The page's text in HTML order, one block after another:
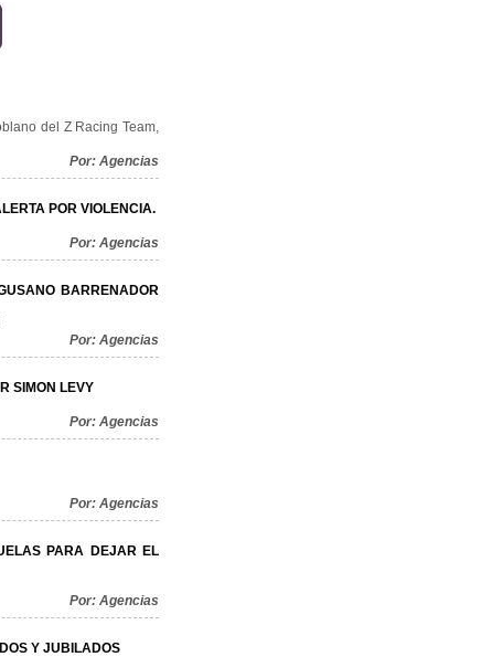
del Z Racing Team,
Por: Agencias
POR VIOLENCIA.
Por: Agencias
BARRENADOR
Por: Agencias
SIMON LEVY
Por: Agencias
Por: Agencias
PARA DEJAR EL
Por: Agencias
Y JUBILADOS